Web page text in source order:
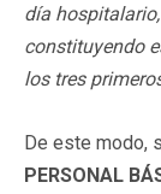
día
constituyendo
los tres
De este modo,
PERSONAL